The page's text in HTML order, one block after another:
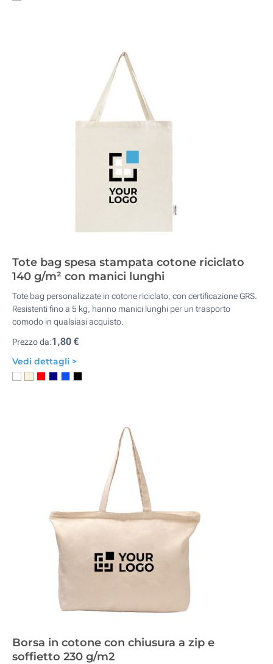
Tote bag spesa stampata cotone riciclato
140 g/m² con manici lunghi
Tote bag personalizzate in cotone riciclato, con certificazione GRS.
Resistenti fino a 5 kg, hanno manici lunghi per un trasporto
comodo in qualsiasi acquisto.
Prezzo da:1,80 €
Vedi dettagli >
Borsa in cotone con chiusura a zip e
soffietto 230 g/m2